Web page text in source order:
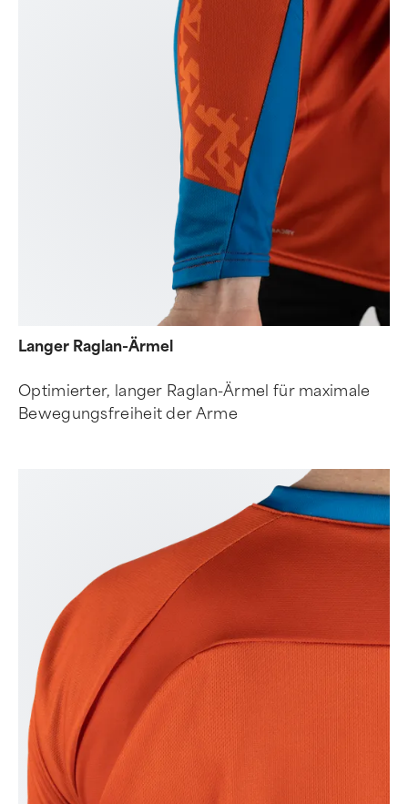
Langer Raglan-Ärmel
Optimierter, langer Raglan-Ärmel für maximale
Bewegungsfreiheit der Arme